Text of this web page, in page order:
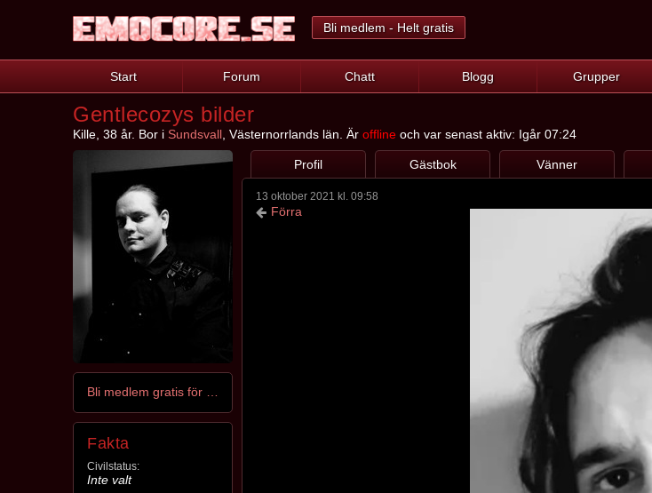
Bli medlem - Helt gratis
Start Forum Chatt Blogg Grupper
Gentlecozys bilder
Kille, 38 år. Bor i Sundsvall , Västernorrlands län. Är offline och var senast aktiv: Igår 07:24
Fakta
Civilstatus:
Inte valt
Profil Gästbok Vänner
13 oktober 2021 kl. 09:58
Förra